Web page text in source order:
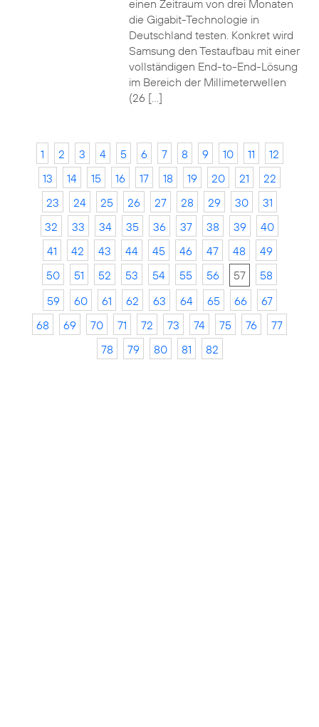
einen Zeitraum von drei Monaten
die Gigabit-Technologie in
Deutschland testen. Konkret wird
Samsung den Testaufbau mit einer
vollständigen End-to-End-Lösung
im Bereich der Millimeterwellen
(26 […]
1 2 3 4 5 6 7 8 9 10 11
12
13
14 15 16 17 18 19 20 21
22
23
24 25 26 27 28 29 30
31
32
33 34 35 36 37 38 39
40
41
42 43 44 45 46 47 48
49
50
51 52 53 54 55 56 57
58
59
60 61 62 63 64 65 66
67
68
69 70 71 72 73 74 75 76
77
78
79 80 81 82